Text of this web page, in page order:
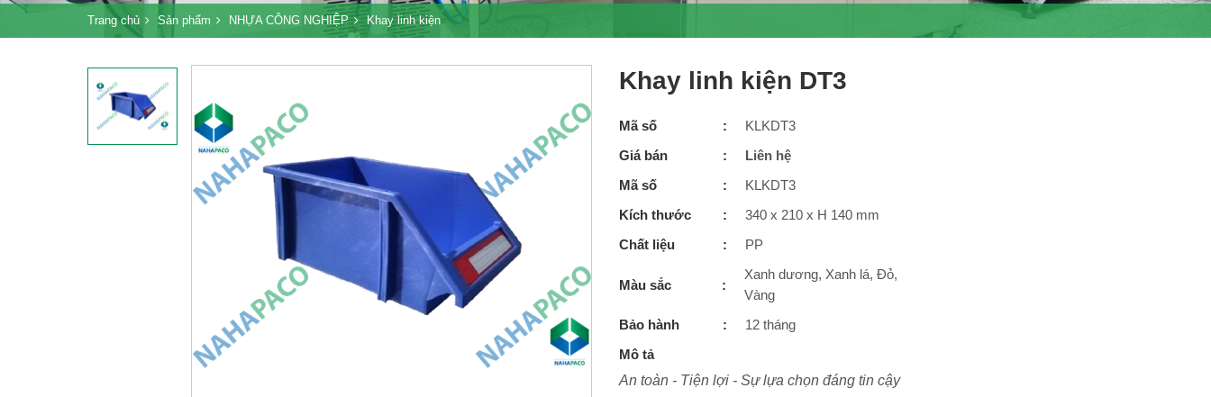
Trang chủ Sản phẩm NHỰA CÔNG NGHIỆP Khay linh kiện
Khay linh kiện DT3
Mã số
KLKDT3
Giá bán
Liên hệ
Mã số
KLKDT3
Kích thước
340 x 210 x H 140 mm
Chất liệu
PP
Màu sắc
Xanh dương, Xanh lá, Đỏ,
Vàng
Bảo hành
12 tháng
Mô tả
An toàn - Tiện lợi - Sự lựa chọn đáng tin cậy